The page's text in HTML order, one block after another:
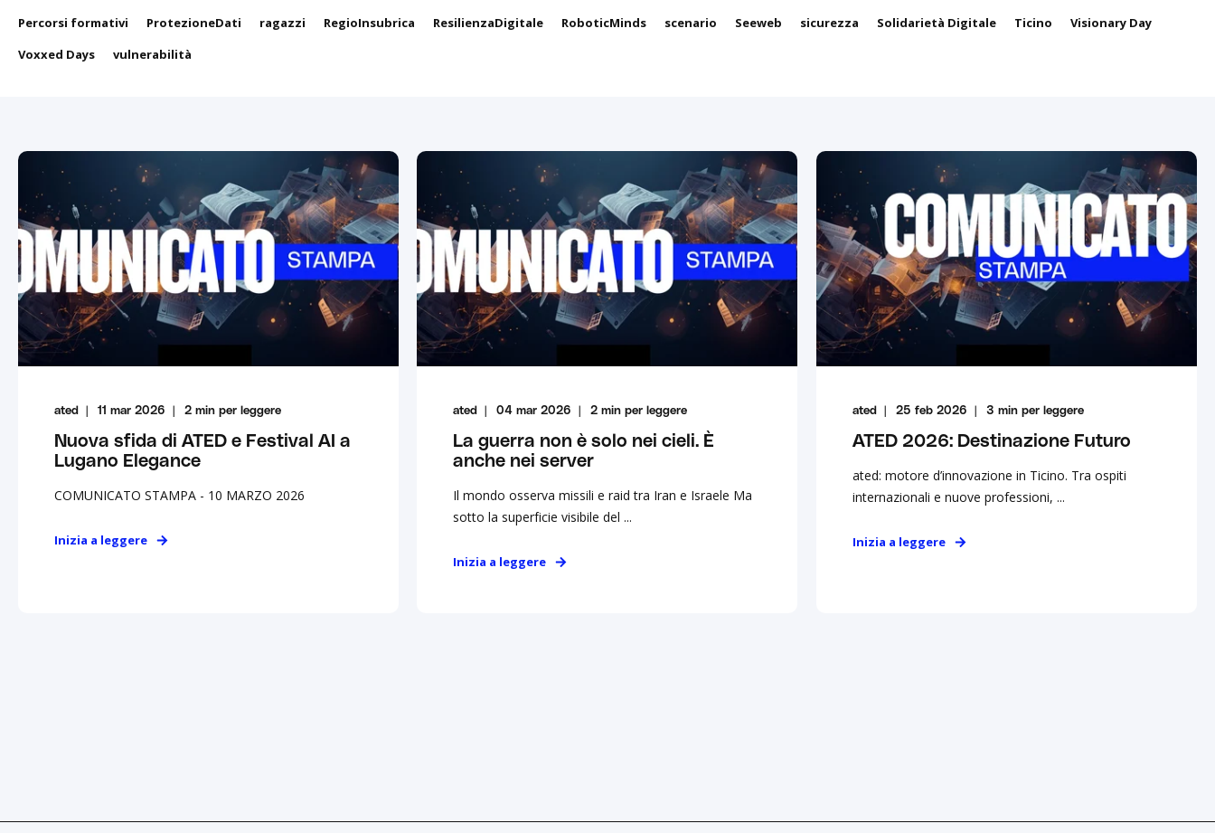
Percorsi formativi
ProtezioneDati ragazzi RegioInsubrica ResilienzaDigitale RoboticMinds scenario Seeweb sicurezza Solidarietà Digitale Ticino
Visionary Day
Voxxed Days
vulnerabilità
ated 11 mar 2026 2 min per leggere
Nuova sfida di ATED e Festival AI a
Lugano Elegance
COMUNICATO STAMPA - 10 MARZO 2026
Inizia a leggere
ated 04 mar 2026 2min per leggere
La guerra non è solo nei cieli. È
anche nei server
Il mondo osserva missili e raid tra Iran e Israele Ma
sotto la superficie visibile del ...
Inizia a leggere
ated 25 feb 2026 3 min per leggere
ATED 2026: Destinazione Futuro
ated: motore d’innovazione in Ticino. Tra ospiti
internazionali e nuove professioni, ...
Inizia a leggere